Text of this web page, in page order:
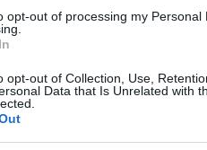
opt-out of processing my Personal
opt-out of Collection, Use,
Data that Is Unrelated with
resta quella di una
parte dei singoli Stati.
dell’Unione
spaccature interne e
A tal fine, il Pd